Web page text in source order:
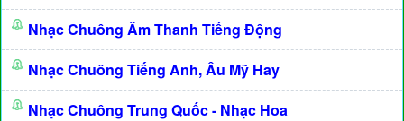
Nhạc Chuông Âm Thanh Tiếng Động
Nhạc Chuông Tiếng Anh, Âu Mỹ Hay
Nhạc Chuông Trung Quốc - Nhạc Hoa